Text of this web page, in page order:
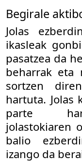
Begirale
Jolas
ikasleak
pasatzea da
beharrak eta
sortzen
hartuta. Jolas
parte
jolastokiaren
balio
izango da